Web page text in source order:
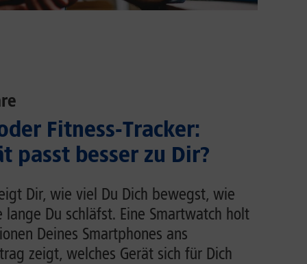
Fitness-Tracker:
passt besser zu Dir?
Dir, wie viel Du Dich bewegst, wie
Du schläfst. Eine Smartwatch holt
Deines Smartphones ans
zeigt, welches Gerät sich für Dich